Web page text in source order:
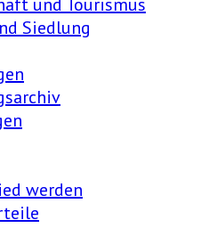
Siedlung
werden